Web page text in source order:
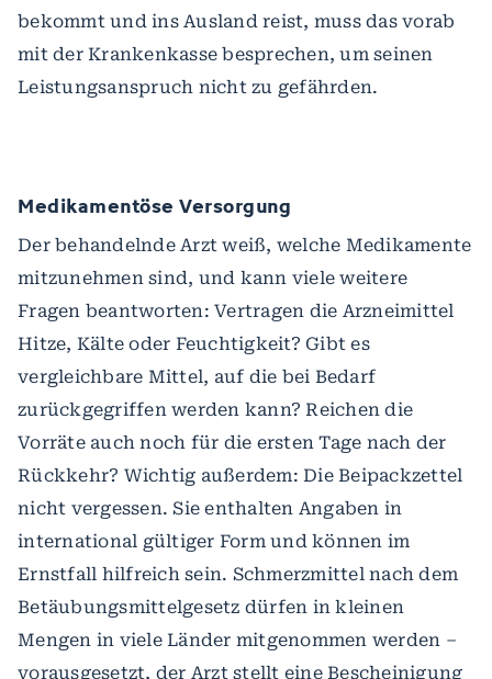
bekommt und ins Ausland reist, muss das vorab
mit der Krankenkasse besprechen, um seinen
Leistungsanspruch nicht zu gefährden.
Medikamentöse Versorgung
Der behandelnde Arzt weiß, welche Medikamente
mitzunehmen sind, und kann viele weitere
Fragen beantworten: Vertragen die Arzneimittel
Hitze, Kälte oder Feuchtigkeit? Gibt es
vergleichbare Mittel, auf die bei Bedarf
zurückgegriffen werden kann? Reichen die
Vorräte auch noch für die ersten Tage nach der
Rückkehr? Wichtig außerdem: Die Beipackzettel
nicht vergessen. Sie enthalten Angaben in
international gültiger Form und können im
Ernstfall hilfreich sein. Schmerzmittel nach dem
Betäubungsmittelgesetz dürfen in kleinen
Mengen in viele Länder mitgenommen werden –
vorausgesetzt, der Arzt stellt eine Bescheinigung